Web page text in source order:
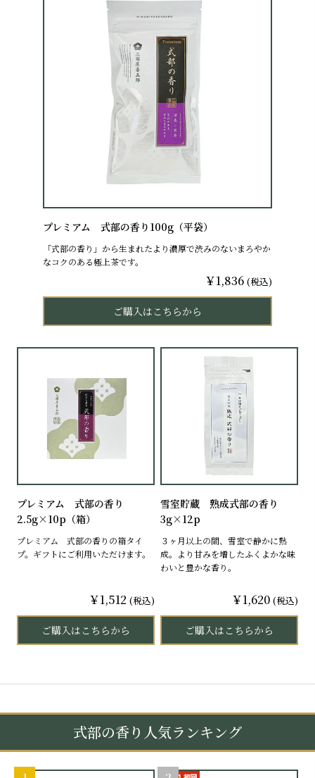
プレミアム 式部の香り100g（平袋）
「式部の香り」から生まれたより濃厚で渋みのないまろやか
なコクのある極上茶です。
￥1,836 (税込)
ご購入はこちらから
プレミアム 式部の香り
2.5g×10p（箱）
プレミアム 式部の香りの箱タイ
プ。ギフトにご利用いただけます。
￥1,512 (税込)
ご購入はこちらから
雪室貯蔵 熟成式部の香り
3g×12p
３ヶ月以上の間、雪室で静かに熟
成。より甘みを増したふくよかな味
わいと豊かな香り。
￥1,620 (税込)
ご購入はこちらから
式部の香り人気ランキング